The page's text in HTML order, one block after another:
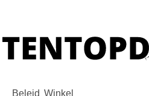
Beleid Winkel